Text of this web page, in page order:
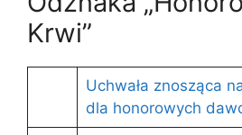
Krwi”
Uchwała znosząca
dla honorowych